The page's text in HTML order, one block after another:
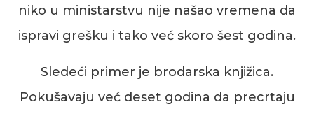
niko u ministarstvu nije našao vremena da
ispravi grešku i tako već skoro šest godina.
Sledeći primer je brodarska knjižica.
Pokušavaju već deset godina da precrtaju